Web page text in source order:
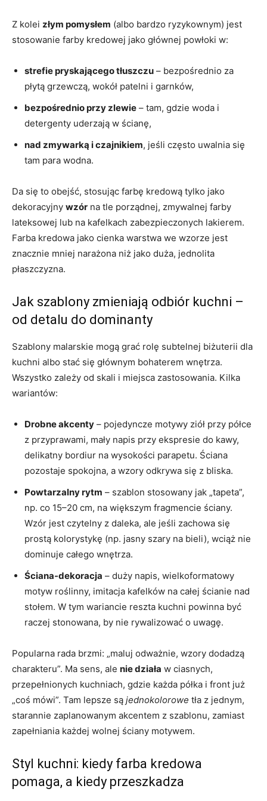
Z kolei złym pomysłem (albo bardzo ryzykownym) jest
stosowanie farby kredowej jako głównej powłoki w:
strefie pryskającego tłuszczu – bezpośrednio za
płytą grzewczą, wokół patelni i garnków,
bezpośrednio przy zlewie – tam, gdzie woda i
detergenty uderzają w ścianę,
nad zmywarką i czajnikiem, jeśli często uwalnia się
tam para wodna.
Da się to obejść, stosując farbę kredową tylko jako
dekoracyjny wzór na tle porządnej, zmywalnej farby
lateksowej lub na kafelkach zabezpieczonych lakierem.
Farba kredowa jako cienka warstwa we wzorze jest
znacznie mniej narażona niż jako duża, jednolita
płaszczyzna.
Jak szablony zmieniają odbiór kuchni –
od detalu do dominanty
Szablony malarskie mogą grać rolę subtelnej biżuterii dla
kuchni albo stać się głównym bohaterem wnętrza.
Wszystko zależy od skali i miejsca zastosowania. Kilka
wariantów:
Drobne akcenty – pojedyncze motywy ziół przy półce
z przyprawami, mały napis przy ekspresie do kawy,
delikatny bordiur na wysokości parapetu. Ściana
pozostaje spokojna, a wzory odkrywa się z bliska.
Powtarzalny rytm – szablon stosowany jak „tapeta”,
np. co 15–20 cm, na większym fragmencie ściany.
Wzór jest czytelny z daleka, ale jeśli zachowa się
prostą kolorystykę (np. jasny szary na bieli), wciąż nie
dominuje całego wnętrza.
Ściana-dekoracja – duży napis, wielkoformatowy
motyw roślinny, imitacja kafelków na całej ścianie nad
stołem. W tym wariancie reszta kuchni powinna być
raczej stonowana, by nie rywalizować o uwagę.
Popularna rada brzmi: „maluj odważnie, wzory dodadzą
charakteru”. Ma sens, ale nie działa w ciasnych,
przepełnionych kuchniach, gdzie każda półka i front już
„coś mówi”. Tam lepsze są jednokolorowe tła z jednym,
starannie zaplanowanym akcentem z szablonu, zamiast
zapełniania każdej wolnej ściany motywem.
Styl kuchni: kiedy farba kredowa
pomaga, a kiedy przeszkadza